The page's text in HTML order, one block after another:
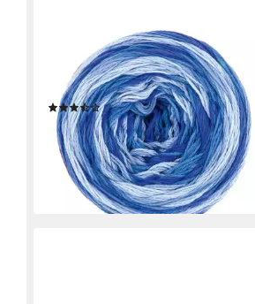
SCHOELLER + STAHL
Tropic Cotton Häkelwolle, 600 m,
angenehmes Tragegefühl, sehr
strapazierfähig
(5)
8,95 € UVP9,95 €
-10%
lieferbar - in 6-7 Werktagen bei dir
+5